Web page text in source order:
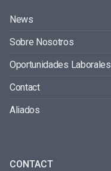
News
Sobre Nosotros
Oportunidades Laborales
Contact
Aliados
CONTACT